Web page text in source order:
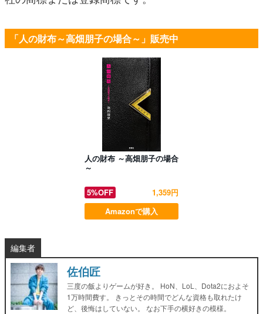
「人の財布～高畑朋子の場合～」販売中
人の財布 ～高畑朋子の場合
～
5%OFF
1,359円
Amazonで購入
編集者
佐伯匠
三度の飯よりゲームが好き。 HoN、LoL、Dota2におよそ
1万時間費す。 きっとその時間でどんな資格も取れたけ
ど、後悔はしていない。 なお下手の横好きの模様。